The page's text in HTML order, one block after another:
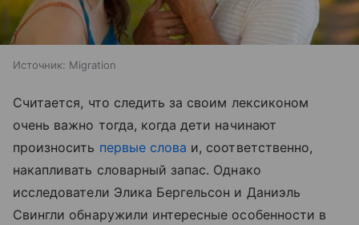
Источник: Migration
Считается, что следить за своим лексиконом
очень важно тогда, когда дети начинают
произносить первые слова и, соответственно,
накапливать словарный запас. Однако
исследователи Элика Бергельсон и Даниэль
Свингли обнаружили интересные особенности в